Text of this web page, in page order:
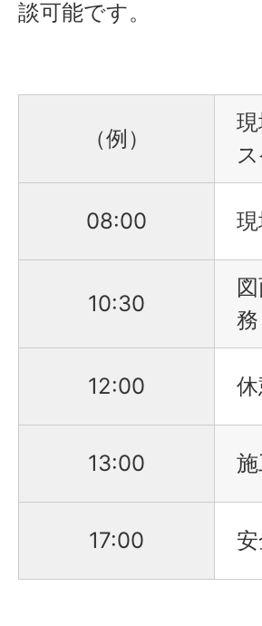
談可能です。
（例）
08:00
10:30
務
12:00 休
13:00
17:00